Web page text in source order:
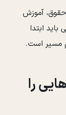
آموزش
ابتدا
مسیر است.
را